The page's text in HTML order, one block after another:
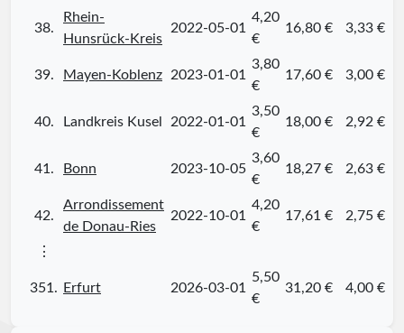
38.
Rhein-
Hunsrück-Kreis
2022-05-01
4,20
€
16,80 € 3,33 €
39. Mayen-Koblenz 2023-01-01
3,80
€
17,60 € 3,00 €
40. Landkreis Kusel 2022-01-01
3,50
€
18,00 € 2,92 €
41. Bonn 2023-10-05
3,60
€
18,27 € 2,63 €
42.
Arrondissement
de Donau-Ries
2022-10-01
4,20
€
17,61 € 2,75 €
⋮
351. Erfurt 2026-03-01
5,50
€
31,20 € 4,00 €